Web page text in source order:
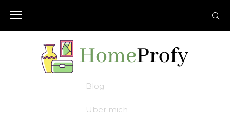
Blog
Über mich